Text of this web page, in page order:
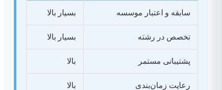
سابقه و اعتبار موسسه بسیار بالا
تخصص در رشته بسیار بالا
پشتیبانی مستمر بالا
رعایت زمان‌بندی بالا